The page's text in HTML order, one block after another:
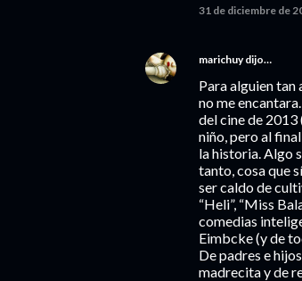
31 de diciembre de
marichuydijo…
Para alguien tan
no me
del cine de 2013
niño, pero al
la historia. Algo
tanto, cosa que
ser caldo de
“Heli”, “Miss
comedias
Eimbcke (y de
De padres e
madrecita y de